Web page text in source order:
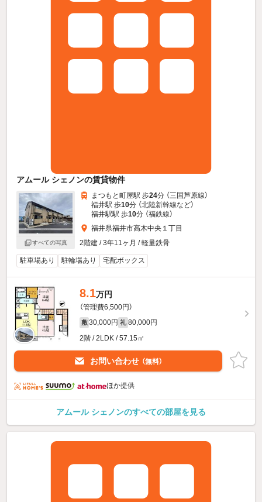
アムール シェノンの賃貸物件
すべての写真
まつもと町屋駅 歩24分 （三国芦原線）
福井駅 歩10分 （北陸新幹線など）
福井駅駅 歩10分 （福鉄線）
福井県福井市高木中央１丁目
2階建 / 3年11ヶ月 / 軽量鉄骨
駐車場あり 駐輪場あり 宅配ボックス
8.1万円
（管理費6,500円）
敷 30,000円 礼 80,000円
2階 / 2LDK / 57.15㎡
お問い合わせ （無料）
ほか提供
アムール シェノンのすべての部屋を見る